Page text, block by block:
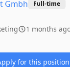
Gmbh Full-time
1 months
for this position